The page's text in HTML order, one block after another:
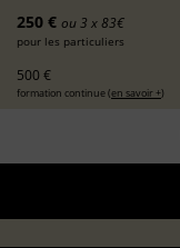
250 € ou 3 x 83€
pour les particuliers
500 €
formation continue (en savoir +)